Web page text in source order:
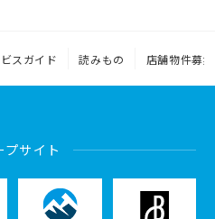
スガイド 読みもの 店舗物件募集
プサイト